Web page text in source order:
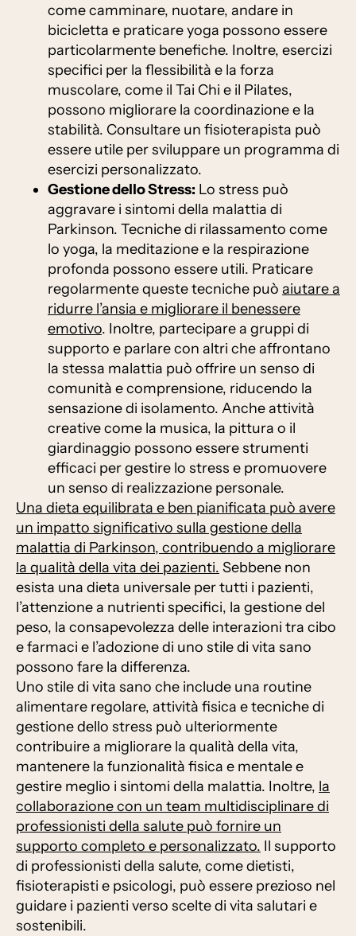
come camminare, nuotare, andare in
bicicletta e praticare yoga possono essere
particolarmente benefiche. Inoltre, esercizi
specifici per la flessibilità e la forza
muscolare, come il Tai Chi e il Pilates,
possono migliorare la coordinazione e la
stabilità. Consultare un fisioterapista può
essere utile per sviluppare un programma di
esercizi personalizzato.
Gestione dello Stress: Lo stress può
aggravare i sintomi della malattia di
Parkinson. Tecniche di rilassamento come
lo yoga, la meditazione e la respirazione
profonda possono essere utili. Praticare
regolarmente queste tecniche può aiutare a
ridurre l’ansia e migliorare il benessere
emotivo. Inoltre, partecipare a gruppi di
supporto e parlare con altri che affrontano
la stessa malattia può offrire un senso di
comunità e comprensione, riducendo la
sensazione di isolamento. Anche attività
creative come la musica, la pittura o il
giardinaggio possono essere strumenti
efficaci per gestire lo stress e promuovere
un senso di realizzazione personale.
Una dieta equilibrata e ben pianificata può avere
un impatto significativo sulla gestione della
malattia di Parkinson, contribuendo a migliorare
la qualità della vita dei pazienti. Sebbene non
esista una dieta universale per tutti i pazienti,
l’attenzione a nutrienti specifici, la gestione del
peso, la consapevolezza delle interazioni tra cibo
e farmaci e l’adozione di uno stile di vita sano
possono fare la differenza.
Uno stile di vita sano che include una routine
alimentare regolare, attività fisica e tecniche di
gestione dello stress può ulteriormente
contribuire a migliorare la qualità della vita,
mantenere la funzionalità fisica e mentale e
gestire meglio i sintomi della malattia. Inoltre, la
collaborazione con un team multidisciplinare di
professionisti della salute può fornire un
supporto completo e personalizzato. Il supporto
di professionisti della salute, come dietisti,
fisioterapisti e psicologi, può essere prezioso nel
guidare i pazienti verso scelte di vita salutari e
sostenibili.